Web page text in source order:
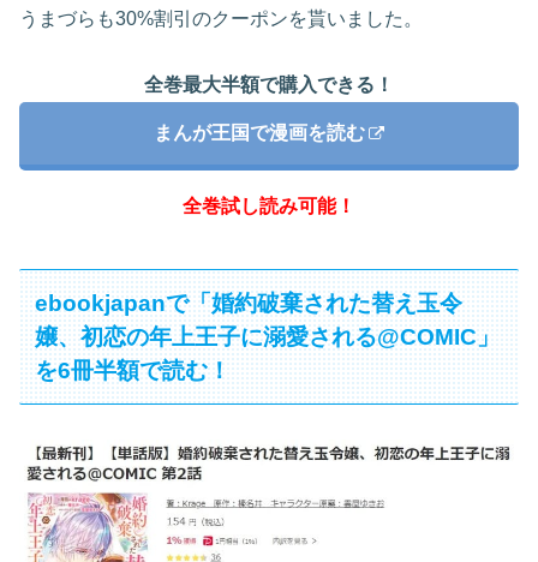
うまづらも30%割引のクーポンを貰いました。
全巻最大半額で購入できる！
まんが王国で漫画を読む
全巻試し読み可能！
ebookjapanで「婚約破棄された替え玉令
嬢、初恋の年上王子に溺愛される@COMIC」
を6冊半額で読む！